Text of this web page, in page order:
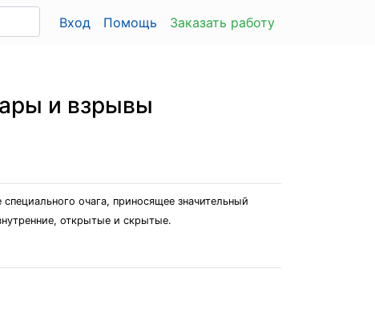
Вход Помощь Заказать работу
и взрывы
очага, приносящее значительный
открытые и скрытые.